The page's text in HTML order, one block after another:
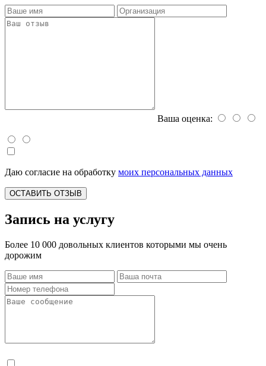
Ваша оценка:
Даю согласие на обработку моих персональных данных
ОСТАВИТЬ ОТЗЫВ
Запись на услугу
Более 10 000 довольных клиентов которыми мы очень
дорожим